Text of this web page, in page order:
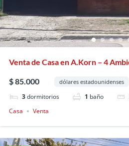
Venta de Casa en A.Korn – 4
$ 85.000 dólares estadounidenses
3dormitorios 1 baño
Casa
Venta